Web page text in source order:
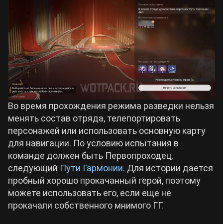
Во время прохождения режима разведки нельзя
менять состав отряда, телепортировать
персонажей или использовать основную карту
для навигации. По условию испытания в
команде должен быть Первопроходец,
следующий Пути Гармонии. Для истории дается
пробный хорошо прокачанный герой, поэтому
можете использовать его, если еще не
прокачали собственного мнимого ГГ.